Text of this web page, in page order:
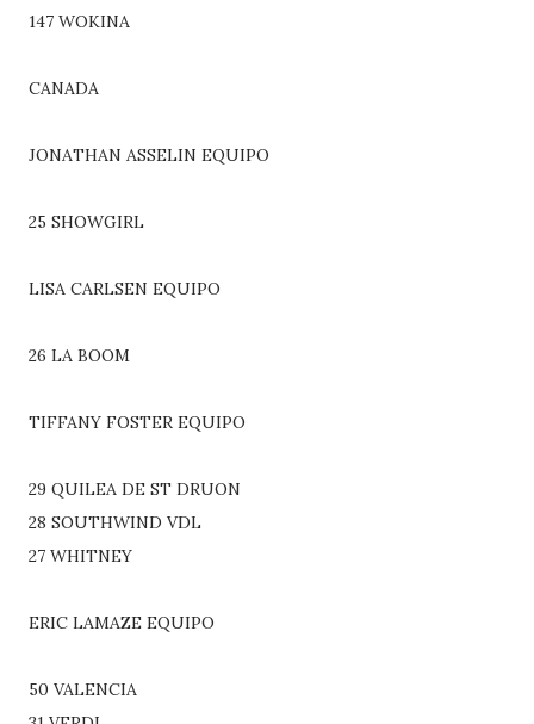
147 WOKINA
CANADA
JONATHAN ASSELIN EQUIPO
25 SHOWGIRL
LISA CARLSEN EQUIPO
26 LA BOOM
TIFFANY FOSTER EQUIPO
29 QUILEA DE ST DRUON
28 SOUTHWIND VDL
27 WHITNEY
ERIC LAMAZE EQUIPO
50 VALENCIA